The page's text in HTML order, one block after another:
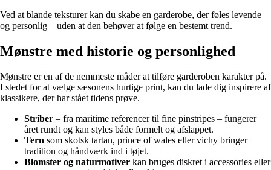
Ved at blande teksturer kan du skabe en garderobe, der føles levende
og personlig – uden at den behøver at følge en bestemt trend.
Mønstre med historie og personlighed
Mønstre er en af de nemmeste måder at tilføre garderoben karakter på.
I stedet for at vælge sæsonens hurtige print, kan du lade dig inspirere af
klassikere, der har stået tidens prøve.
Striber – fra maritime referencer til fine pinstripes – fungerer
året rundt og kan styles både formelt og afslappet.
Tern som skotsk tartan, prince of wales eller vichy bringer
tradition og håndværk ind i tøjet.
Blomster og naturmotiver kan bruges diskret i accessories eller